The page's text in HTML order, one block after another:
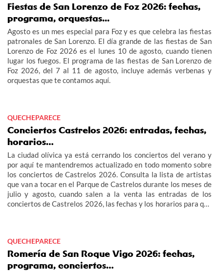
Fiestas de San Lorenzo de Foz 2026: fechas,
programa, orquestas...
Agosto es un mes especial para Foz y es que celebra las fiestas
patronales de San Lorenzo. El día grande de las fiestas de San
Lorenzo de Foz 2026 es el lunes 10 de agosto, cuando tienen
lugar los fuegos. El programa de las fiestas de San Lorenzo de
Foz 2026, del 7 al 11 de agosto, incluye además verbenas y
orquestas que te contamos aquí.
QUECHEPARECE
Conciertos Castrelos 2026: entradas, fechas,
horarios…
La ciudad olívica ya está cerrando los conciertos del verano y
por aquí te mantendremos actualizado en todo momento sobre
los conciertos de Castrelos 2026. Consulta la lista de artistas
que van a tocar en el Parque de Castrelos durante los meses de
julio y agosto, cuando salen a la venta las entradas de los
conciertos de Castrelos 2026, las fechas y los horarios para que
QUECHEPARECE
Romería de San Roque Vigo 2026: fechas,
programa, conciertos…